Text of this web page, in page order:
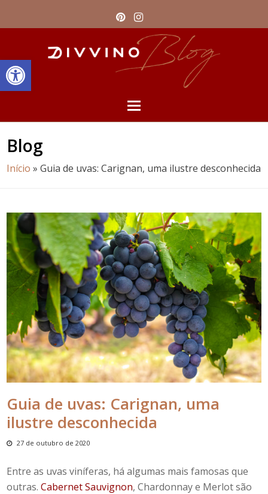
Barra de Ferramentas Aberta
Pinterest
Instagram
Mobile
Blog
Início »Guia de uvas: Carignan, uma ilustre desconhecida
Guia de uvas: Carignan, uma
ilustre desconhecida
27 de outubro de 2020
Entre as uvas viníferas, há algumas mais famosas que
outras.Cabernet Sauvignon, Chardonnay e Merlot são